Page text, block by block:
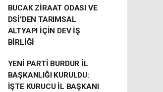
BUCAK ZİRAAT ODASI VE
DSİ'DEN TARIMSAL
ALTYAPI İÇİN DEV İŞ
BİRLİĞİ
YENİ PARTİ BURDUR İL
BAŞKANLIĞI KURULDU:
İŞTE KURUCU İL BAŞKANI